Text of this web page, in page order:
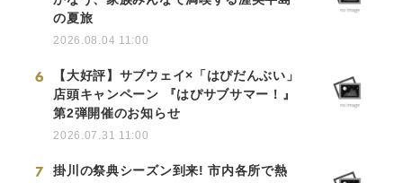
の夏旅
2026.08.04 11:00
6
【大好評】サブウェイ×「はぴだんぶい」
店頭キャンペーン 『はぴサブサマー！』
第2弾開催のお知らせ
2026.07.31 11:00
7
掛川の祭典シーズン到来! 市内各所で熱